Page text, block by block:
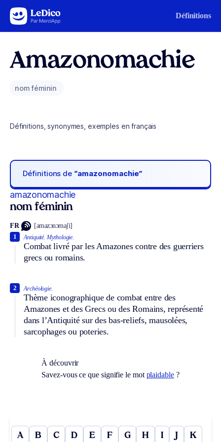
Aller au contenu Définitions
Amazonomachie
nom féminin
Définitions, synonymes, exemples en français
Définitions de “amazonomachie“
amazonomachie
nom féminin
FR [amazɔnɔmaʃi]
Antiquité. Mythologie.
Combat livré par les Amazones contre des guerriers
grecs ou romains.
1
Archéologie.
Thème iconographique de combat entre des
Amazones et des Grecs ou des Romains, représenté
dans l’Antiquité sur des bas-reliefs, mausolées,
sarcophages ou poteries.
2
À découvrir
Savez-vous ce que signifie le mot plaidable?
A B C D E F G H I J K